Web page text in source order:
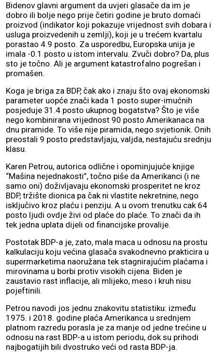
Bidenov glavni argument da uvjeri glasače da im je
dobro ili bolje nego prije četiri godine je bruto domaći
proizvod (indikator koji pokazuje vrijednost svih dobara i
usluga proizvedenih u zemlji), koji je u trećem kvartalu
porastao 4.9 posto. Za usporedbu, Europska unija je
imala -0.1 posto u istom intervalu. Zvuči dobro? Da, plus
sto je točno. Ali je argument katastrofalno pogrešan i
promašen.
Koga je briga za BDP, čak ako i znaju što ovaj ekonomski
parameter uopće znači kada 1 posto super-imućnih
posjeduje 31.4 posto ukupnog bogatstva? Što je više
nego kombinirana vrijednost 90 posto Amerikanaca na
dnu piramide. To više nije piramida, nego svjetionik. Onih
preostali 9 posto predstavljaju, valjda, nestajuću srednju
klasu.
Karen Petrou, autorica odlične i opominjujuće knjige
“Mašina nejednakosti”, točno piše da Amerikanci (i ne
samo oni) doživljavaju ekonomski prosperitet ne kroz
BDP, tržište dionica pa čak ni vlastite nekretnine, nego
isključivo kroz plaću i penziju. A u ovom trenutku cak 64
posto ljudi ovdje živi od plaće do plaće. To znači da ih
tek jedna uplata dijeli od financijske provalije.
Postotak BDP-a je, zato, mala maca u odnosu na prostu
kalkulaciju koju većina glasača svakodnevno prakticira u
supermarketima naoružana tek stagnirajućim plaćama i
mirovinama u borbi protiv visokih cijena. Biden je
zaustavio rast inflacije, ali mlijeko, meso i kruh nisu
pojeftinili.
Petrou navodi jos jednu znakovitu statistiku: između
1975. i 2018. godine plaća Amerikanca u srednjem
platnom razredu porasla je za manje od jedne trećine u
odnosu na rast BDP-a u istom periodu, dok su prihodi
najbogatijih bili dvostruko veći od rasta BDP-ja.